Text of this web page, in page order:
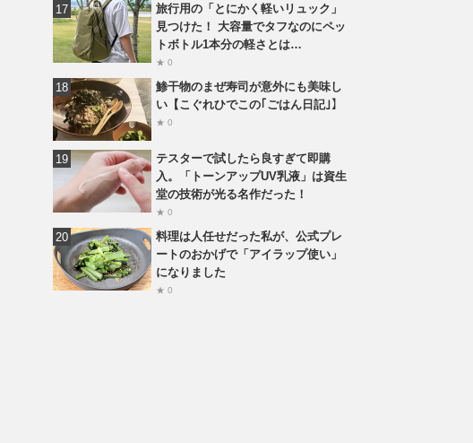
旅行用の「とにかく軽いリュック」
見つけた！ 大容量でタフなのにペッ
トボトル1本分の軽さとは…
★ 0
鯵干物のまぜ寿司が意外にも美味し
い【こぐれひでこの｢ごはん日記｣】
★ 0
テスターで試したら良すぎて即購
入。「トーンアップUV乳液」は資生
堂の技術が光る名作だった！
★ 0
料理は人任せだった私が、公式プレ
ートのおかげで「アイラップ使い」
になりました
★ 0